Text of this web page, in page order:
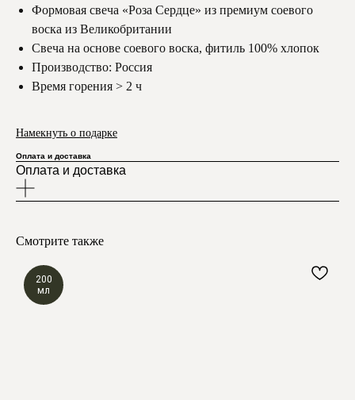
Формовая свеча «Роза Сердце» из премиум соевого
воска из Великобритании
Свеча на основе соевого воска, фитиль 100% хлопок
Производство: Россия
Время горения > 2 ч
Намекнуть о подарке
Оплата и доставка
Оплата и доставка
Смотрите также
200
мл